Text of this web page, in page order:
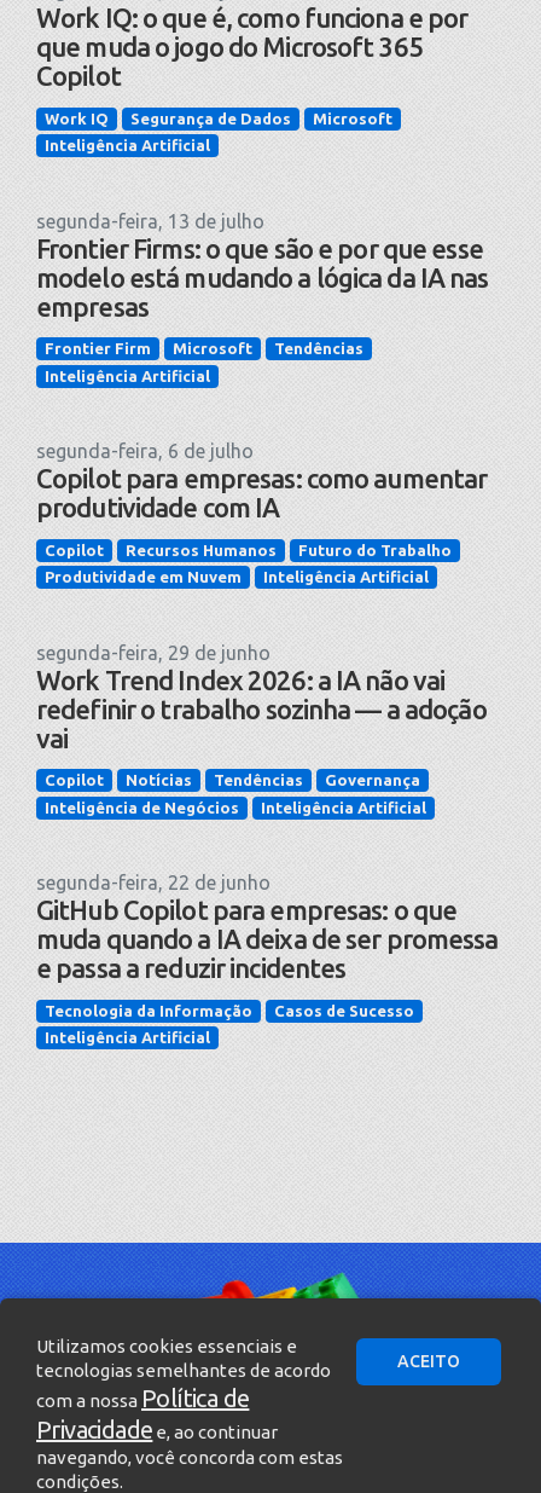
Work IQ: o que é, como funciona e por
que muda o jogo do Microsoft 365
Copilot
Work IQ Segurança de Dados
Microsoft
Inteligência Artificial
segunda-feira, 13 de julho
Frontier Firms: o que são e por que esse
modelo está mudando a lógica da IA nas
empresas
Frontier Firm Microsoft
Tendências
Inteligência Artificial
segunda-feira, 6 de julho
Copilot para empresas: como aumentar
produtividade com IA
Copilot Recursos Humanos
Futuro do Trabalho
Produtividade em Nuvem
Inteligência Artificial
segunda-feira, 29 de junho
Work Trend Index 2026: a IA não vai
redefinir o trabalho sozinha — a adoção
vai
Copilot Notícias Tendências
Governança
Inteligência de Negócios
Inteligência Artificial
segunda-feira, 22 de junho
GitHub Copilot para empresas: o que
muda quando a IA deixa de ser promessa
e passa a reduzir incidentes
Tecnologia da Informação
Casos de Sucesso
Inteligência Artificial
Utilizamos cookies essenciais e
tecnologias semelhantes de acordo
com a nossa Política de
Privacidade e, ao continuar
navegando, você concorda com estas
condições.
ACEITO